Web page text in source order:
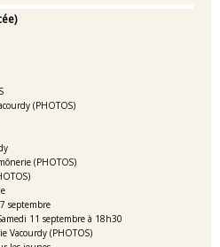
(PHOTOS)
(PHOTOS)
septembre
11 septembre à 18h30
Vacourdy (PHOTOS)